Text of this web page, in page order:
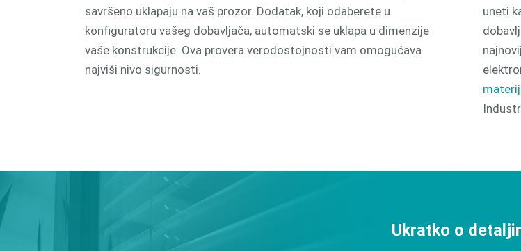
savršeno uklapaju na vaš prozor. Dodatak, koji odaberete u
konfiguratoru vašeg dobavljača, automatski se uklapa u dimenzije
vaše konstrukcije. Ova provera verodostojnosti vam omogućava
najviši nivo sigurnosti.
uneti
Ukratko o